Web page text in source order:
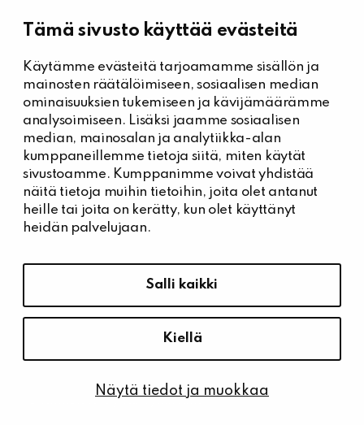
Tämä sivusto käyttää evästeitä
Käytämme evästeitä tarjoamamme sisällön ja
mainosten räätälöimiseen, sosiaalisen median
ominaisuuksien tukemiseen ja kävijämäärämme
analysoimiseen. Lisäksi jaamme sosiaalisen
median, mainosalan ja analytiikka-alan
kumppaneillemme tietoja siitä, miten käytät
sivustoamme. Kumppanimme voivat yhdistää
näitä tietoja muihin tietoihin, joita olet antanut
heille tai joita on kerätty, kun olet käyttänyt
heidän palvelujaan.
Salli kaikki
Kiellä
Näytä tiedot ja muokkaa
Kiinteistöhuolto
Päivystysnumero, Kiinteistöässät
044 704 7632
Kiinteistönhuollon yhteystiedot
Tee vikailmoitus
© Kiinteistö Oy Kärrykartano